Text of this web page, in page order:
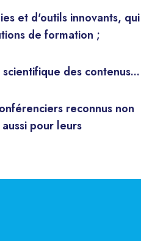
et d'outils innovants, qui
de formation ;
des contenus...
reconnus non
pour leurs